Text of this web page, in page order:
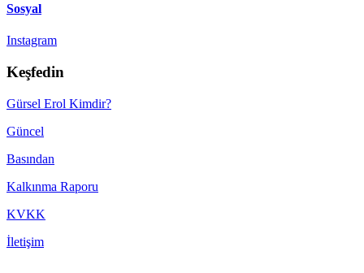
Sosyal
Instagram
Keşfedin
Gürsel Erol Kimdir?
Güncel
Basından
Kalkınma Raporu
KVKK
İletişim